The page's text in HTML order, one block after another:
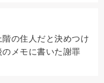
階の住人だと決めつけ
のメモに書いた謝罪